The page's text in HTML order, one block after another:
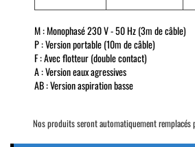
M : Monophasé 230 V - 50 Hz (3m de câble)
P : Version portable (10m de câble)
F : Avec flotteur (double contact)
A : Version eaux agressives
AB : Version aspiration basse
Nos produits seront automatiquement remplacés